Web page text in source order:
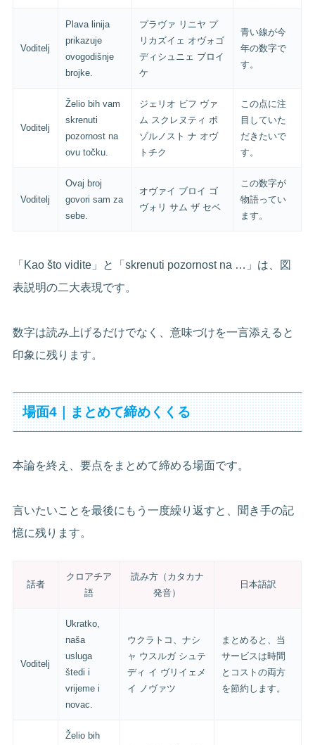
Voditelj
Plava linija
prikazuje
ovogodišnje
brojke.
プラヴァ リニヤ プ
リカズイェ オヴォゴ
ディシュニェ ブロイ
ケ
青い線が今
年の数字で
す。
Voditelj
Želio bih vam
skrenuti
pozornost na
ovu točku.
ジェリオ ビフ ヴァ
ム スクレヌティ ポ
ゾルノスト ナ オヴ
トチク
この点に注
目していた
だきたいで
す。
Voditelj
Ovaj broj
govori sam za
sebe.
オヴァイ ブロイ ゴ
ヴォリ サム ザ セベ
この数字が
物語ってい
ます。
「Kao što vidite」と「skrenuti pozornost na …」は、図
表説明の二大表現です。
数字は読み上げるだけでなく、意味づけを一言添えると
印象に残ります。
場面4｜まとめて締めくくる
本論を終え、要点をまとめて締める場面です。
言いたいことを最後にもう一度繰り返すと、聞き手の記
憶に残ります。
話者
クロアチア
語
読み方（カタカナ
発音）
日本語訳
Voditelj
Ukratko,
naša
usluga
štedi i
vrijeme i
novac.
ウクラトコ、ナシ
ャ ウスルガ シュテ
ディ イ ヴリイェメ
イ ノヴァツ
まとめると、当
サービスは時間
とコストの両方
を節約します。
Želio bih